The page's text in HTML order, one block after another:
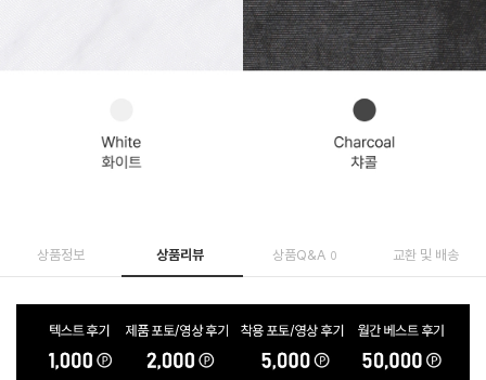
상품정보 상품리뷰 상품Q&A 0 교환 및 배송